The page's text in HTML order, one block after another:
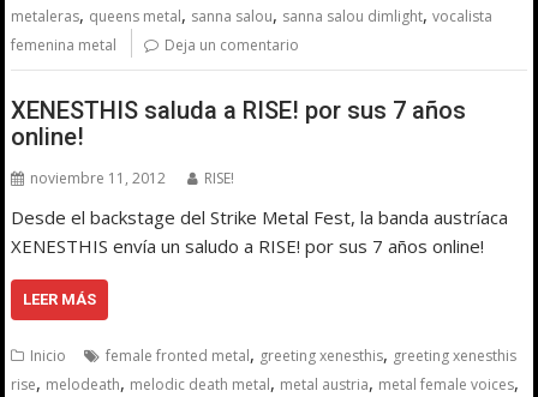
metaleras, queens metal, sanna salou, sanna salou dimlight,vocalista
femenina metal
Deja un comentario
XENESTHIS saluda a RISE! por sus 7 años
online!
noviembre 11, 2012 RISE!
Desde el backstage del Strike Metal Fest, la banda austríaca
XENESTHIS envía un saludo a RISE! por sus 7 años online!
LEER MÁS
Inicio female fronted metal, greeting xenesthis, greeting xenesthis
rise, melodeath, melodic death metal, metal austria, metal female voices,